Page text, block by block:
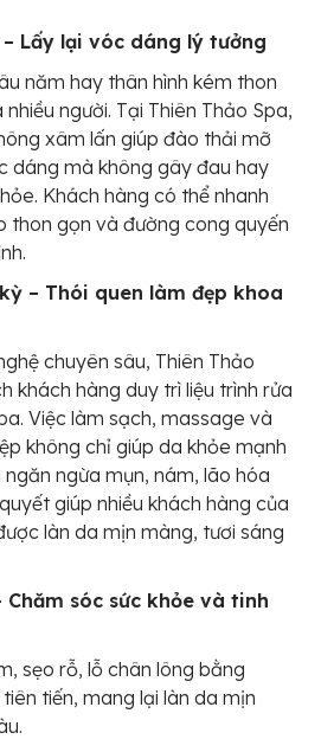
Lấy lại vóc dáng lý tưởng
năm hay thân hình kém thon
người. Tại Thiên Thảo Spa,
xâm lấn giúp đào thải mỡ
dáng mà không gây đau hay
Khách hàng có thể nhanh
thon gọn và đường cong quyến
– Thói quen làm đẹp khoa
chuyên sâu, Thiên Thảo
khách hàng duy trì liệu trình rửa
Việc làm sạch, massage và
không chỉ giúp da khỏe mạnh
ngừa mụn, nám, lão hóa
giúp nhiều khách hàng của
làn da mịn màng, tươi sáng
Chăm sóc sức khỏe và tinh
sẹo rỗ, lỗ chân lông bằng
tiến, mang lại làn da mịn